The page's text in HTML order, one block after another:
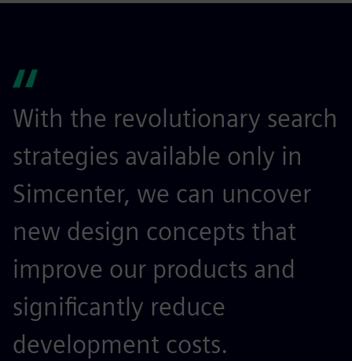
With the revolutionary search
strategies available only in
Simcenter, we can uncover
new design concepts that
improve our products and
significantly reduce
development costs.